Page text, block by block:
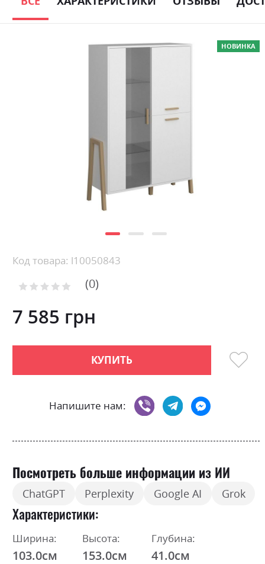
НОВИНКА
Skip
the
of
the
gallery
Код товара: l10050843
Рейтинг: 0
7 585 грн
КУПИТЬ
Напишите нам:
Посмотреть больше информации из ИИ
ChatGPT Perplexity Google AI Grok
Характеристики
Ширина:
103.0см
Высота:
153.0см
Глубина:
41.0см